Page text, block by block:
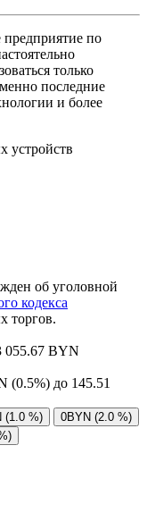
предприятие по
только
последние
и более
устройств
об уголовной
кодекса
торгов.
055.67 BYN
(0.5%) до 145.51
(1.0 %)
0BYN (2.0 %)